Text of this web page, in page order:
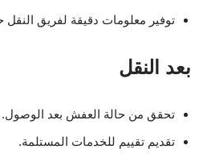
توفير معلومات دقيقة لفريق النقل
بعد النقل
تحقق من حالة العفش بعد الوصول.
تقديم تقييم للخدمات المستلمة.